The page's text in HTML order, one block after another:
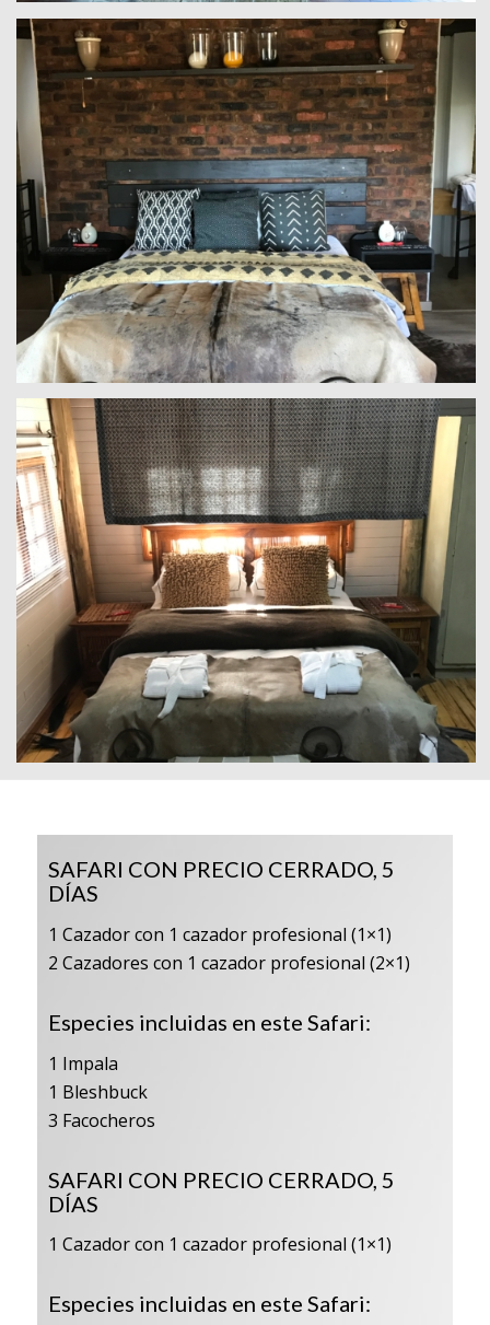
SAFARI CON PRECIO CERRADO, 5
DÍAS
1 Cazador con 1 cazador profesional (1×1)
2 Cazadores con 1 cazador profesional (2×1)
Especies incluidas en este Safari:
1 Impala
1 Bleshbuck
3 Facocheros
SAFARI CON PRECIO CERRADO, 5
DÍAS
1 Cazador con 1 cazador profesional (1×1)
Especies incluidas en este Safari: